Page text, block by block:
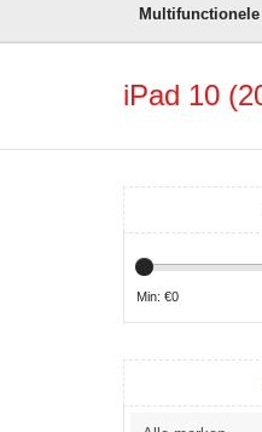
iPad 10
Min: €0